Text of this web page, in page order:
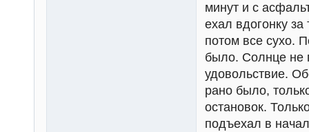
минут и с
ехал вдогонку
потом все сухо.
было. Солнце не
удовольствие.
рано было,
остановок.
подъехал в